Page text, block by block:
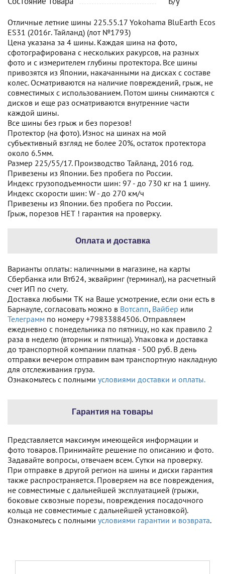
Отличные летние шины 225.55.17 Yokohama BluEarth Ecos
ES31 (2016г. Тайланд) (лот №1793)
Цена указана за 4 шины. Каждая шина на фото,
сфотографирована с нескольких ракурсов, на разных
фото и с измерителем глубины протектора. Все шины
привозятся из Японии, накачанными на дисках с составе
колес. Осматриваются на наличие повреждений, грыж, не
совместимых с использованием. Потом шины снимаются с
дисков и еще раз осматриваются внутренние части
каждой шины.
Все шины без грыж и без порезов!
Протектор (на фото). Износ на шинах на мой
субъективный взгляд не более 20%, остаток протектора
около 6.5мм.
Размер 225/55/17. Производство Тайланд, 2016 год.
Привезены из Японии. Без пробега по России.
Индекс грузоподъемности шин: 97 - до 730 кг на 1 шину.
Индекс скорости шин: W - до 270 км/ч
Привезены из Японии. без пробега по России.
Грыж, порезов НЕТ ! гарантия на проверку.
Оплата и доставка
Варианты оплаты: наличными в магазине, на карты
Сбербанка или Втб24, эквайринг (терминал), на расчетный
счет ИП по счету.
Доставка любыми ТК на Ваше усмотрение, если они есть в
Барнауле, согласовать можно в Вотсапп, Вайбер или
Телеграмм по номеру +79833884506. Отправляем
ежедневно с понедельника по пятницу, но как правило 2
раза в неделю (вторник и пятница). Упаковка и доставка
до транспортной компании платная - 500 руб. В день
отправки вечером отправим вам транспортную накладную
для отслеживания груза.
Ознакомьтесь с полными условиями доставки и оплаты.
Гарантия на товары
Представляется максимум имеющейся информации и
фото товаров. Принимайте решение по описанию и фото.
Задавайте вопросы, отвечаем всем. Сутки на проверку.
При отправке в другой регион на шины и диски гарантия
также распространяется. Проверяем на все повреждения,
не совместимые с дальнейшей эксплуатацией (грыжи,
боковые сквозные порезы, повреждения посадочного
кольца не совместимые с дальнейшей установкой).
Ознакомьтесь с полными условиями гарантии и возврата.